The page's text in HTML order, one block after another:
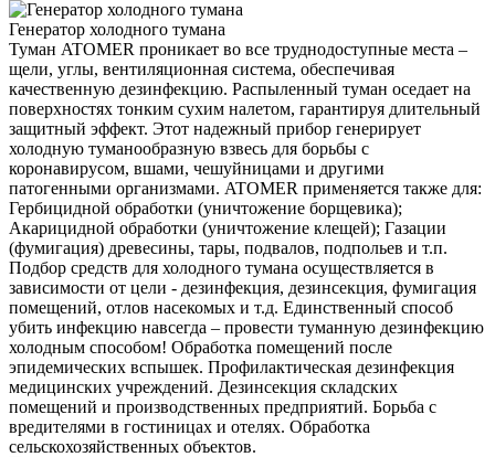
Генератор холодного тумана
Туман ATOMER проникает во все труднодоступные места –
щели, углы, вентиляционная система, обеспечивая
качественную дезинфекцию. Распыленный туман оседает на
поверхностях тонким сухим налетом, гарантируя длительный
защитный эффект. Этот надежный прибор генерирует
холодную туманообразную взвесь для борьбы с
коронавирусом, вшами, чешуйницами и другими
патогенными организмами. ATOMER применяется также для:
Гербицидной обработки (уничтожение борщевика);
Акарицидной обработки (уничтожение клещей); Газации
(фумигация) древесины, тары, подвалов, подпольев и т.п.
Подбор средств для холодного тумана осуществляется в
зависимости от цели - дезинфекция, дезинсекция, фумигация
помещений, отлов насекомых и т.д. Единственный способ
убить инфекцию навсегда – провести туманную дезинфекцию
холодным способом! Обработка помещений после
эпидемических вспышек. Профилактическая дезинфекция
медицинских учреждений. Дезинсекция складских
помещений и производственных предприятий. Борьба с
вредителями в гостиницах и отелях. Обработка
сельскохозяйственных объектов.